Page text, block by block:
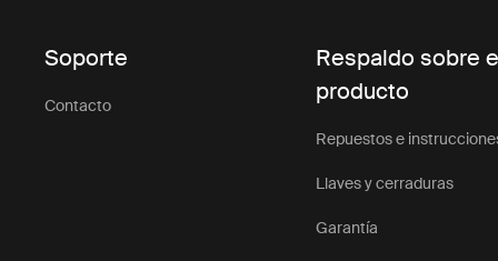
Soporte
Contacto
Respaldo sobre
producto
Repuestos e
Llaves y cerraduras
Garantía